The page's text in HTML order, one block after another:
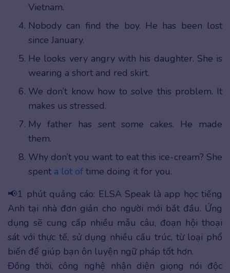
Vietnam.
Nobody can find the boy. He has been lost
since January.
He looks very angry with his daughter. She is
wearing a short and red skirt.
We don’t know how to solve this problem. It
makes us stressed.
My father has sent some cakes. He made
them.
Why don’t you want to eat this ice-cream? She
spent a lot of time doing it for you.
📢1 phút quảng cáo: ELSA Speak là app học tiếng
Anh tại nhà đơn giản cho người mới bắt đầu. Ứng
dụng sẽ cung cấp nhiều mẫu câu, đoạn hội thoại
sát với thực tế, sử dụng nhiều cấu trúc, từ loại phổ
biến để giúp bạn ôn luyện ngữ pháp tốt hơn.
Đồng thời, công nghệ nhận diện giọng nói độc